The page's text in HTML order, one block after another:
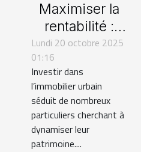
Maximiser la
rentabilité :
Stratégies pour
investissement
locatif en
zones
urbaines
Lundi 20 octobre 2025
01:16
Investir dans
l’immobilier urbain
séduit de nombreux
particuliers cherchant à
dynamiser leur
patrimoine....